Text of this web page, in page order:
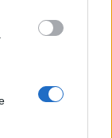
e papà